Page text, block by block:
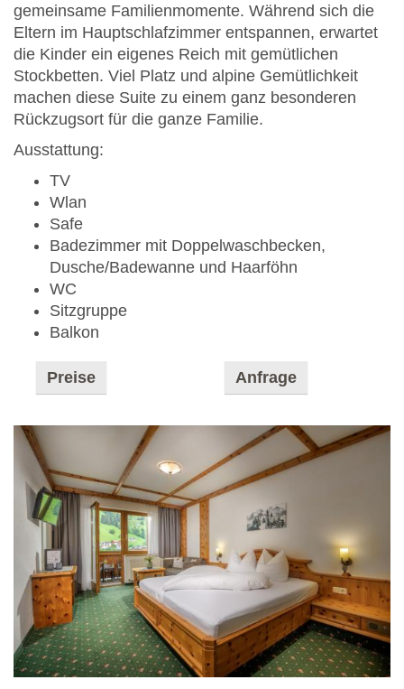
gemeinsame Familienmomente. Während sich die
Eltern im Hauptschlafzimmer entspannen, erwartet
die Kinder ein eigenes Reich mit gemütlichen
Stockbetten. Viel Platz und alpine Gemütlichkeit
machen diese Suite zu einem ganz besonderen
Rückzugsort für die ganze Familie.
Ausstattung:
TV
Wlan
Safe
Badezimmer mit Doppelwaschbecken,
Dusche/Badewanne und Haarföhn
WC
Sitzgruppe
Balkon
Preise Anfrage